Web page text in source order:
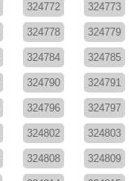
324772 324773
324778 324779
324784 324785
324790 324791
324796 324797
324802 324803
324808 324809